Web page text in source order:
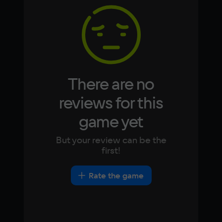
Video card
DirectX(R): 10, Звуковая карта: совместимая
Japanese
There are no
reviews for this
game yet
But your review can be the
first!
Rate the game